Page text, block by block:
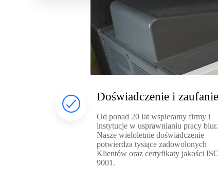
Doświadczenie i zaufanie
Od ponad 20 lat wspieramy firmy i
instytucje w usprawnianiu pracy biur.
Nasze wieloletnie doświadczenie
potwierdza tysiące zadowolonych
Klientów oraz certyfikaty jakości
9001.